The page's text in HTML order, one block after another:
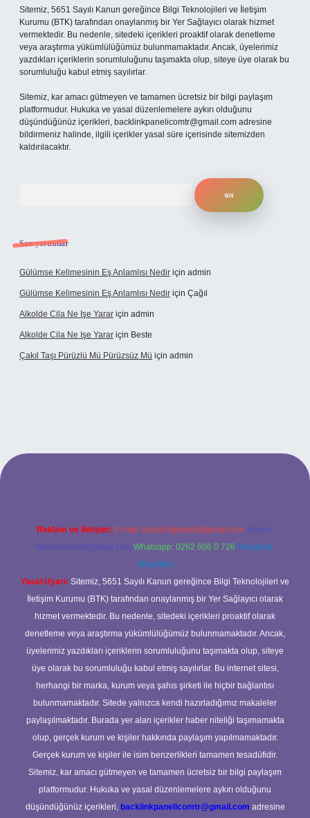
Sitemiz, 5651 Sayılı Kanun gereğince Bilgi Teknolojileri ve İletişim
Kurumu (BTK) tarafından onaylanmış bir Yer Sağlayıcı olarak hizmet
vermektedir. Bu nedenle, sitedeki içerikleri proaktif olarak denetleme
veya araştırma yükümlülüğümüz bulunmamaktadır. Ancak, üyelerimiz
yazdıkları içeriklerin sorumluluğunu taşımakta olup, siteye üye olarak bu
sorumluluğu kabul etmiş sayılırlar.
Sitemiz, kar amacı gütmeyen ve tamamen ücretsiz bir bilgi paylaşım
platformudur. Hukuka ve yasal düzenlemelere aykırı olduğunu
düşündüğünüz içerikleri, backlinkpanelicomtr@gmail.com adresine
bildirmeniz halinde, ilgili içerikler yasal süre içerisinde sitemizden
kaldırılacaktır.
Son yorumlar
Gülümse Kelimesinin Eş Anlamlısı Nedir için admin
Gülümse Kelimesinin Eş Anlamlısı Nedir için Çağıl
Alkolde Cila Ne Işe Yarar için admin
Alkolde Cila Ne Işe Yarar için Beste
Çakıl Taşı Pürüzlü Mü Pürüzsüz Mü için admin
Reklam ve İletişim: E-mail: backlinkpaneli@gmail.com Teams:
forumhizmeti@gmail.com Whatsapp: 0262 606 0 726 Telegram:
@karabul
Yasal Uyarı: Sitemiz, 5651 Sayılı Kanun gereğince Bilgi Teknolojileri ve
İletişim Kurumu (BTK) tarafından onaylanmış bir Yer Sağlayıcı olarak
hizmet vermektedir. Bu nedenle, sitedeki içerikleri proaktif olarak
denetleme veya araştırma yükümlülüğümüz bulunmamaktadır. Ancak,
üyelerimiz yazdıkları içeriklerin sorumluluğunu taşımakta olup, siteye
üye olarak bu sorumluluğu kabul etmiş sayılırlar. Bu internet sitesi,
herhangi bir marka, kurum veya şahıs şirketi ile hiçbir bağlantısı
bulunmamaktadır. Sitede yalnızca kendi hazırladığımız makaleler
paylaşılmaktadır. Burada yer alan içerikler haber niteliği taşımamakta
olup, gerçek kurum ve kişiler hakkında paylaşım yapılmamaktadır.
Gerçek kurum ve kişiler ile isim benzerlikleri tamamen tesadüfidir.
Sitemiz, kar amacı gütmeyen ve tamamen ücretsiz bir bilgi paylaşım
platformudur. Hukuka ve yasal düzenlemelere aykırı olduğunu
düşündüğünüz içerikleri, backlinkpanelicomtr@gmail.com adresine